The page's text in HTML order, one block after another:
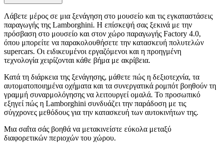
Λάβετε μέρος σε μια ξενάγηση στο μουσείο και τις εγκαταστάσεις
παραγωγής της Lamborghini. Η επίσκεψή σας ξεκινά με την
πρόσβαση στο μουσείο και στον χώρο παραγωγής Factory 4.0,
όπου μπορείτε να παρακολουθήσετε την κατασκευή πολυτελών
supercars. Οι ειδικευμένοι εργαζόμενοι και η προηγμένη
τεχνολογία χειρίζονται κάθε βήμα με ακρίβεια.
Κατά τη διάρκεια της ξενάγησης, μάθετε πώς η δεξιοτεχνία, τα
αυτοματοποιημένα οχήματα και τα συνεργατικά ρομπότ βοηθούν τη
γραμμή συναρμολόγησης να λειτουργεί ομαλά. Το προσωπικό
εξηγεί πώς η Lamborghini συνδυάζει την παράδοση με τις
σύγχρονες μεθόδους για την κατασκευή των αυτοκινήτων της.
Μια σαΐτα σάς βοηθά να μετακινείστε εύκολα μεταξύ
διαφορετικών περιοχών του χώρου.